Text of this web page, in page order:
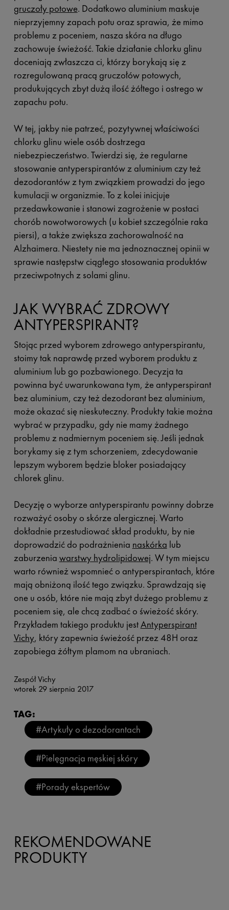
gruczoły potowe. Dodatkowo aluminium maskuje
nieprzyjemny zapach potu oraz sprawia, że mimo
problemu z poceniem, nasza skóra na długo
zachowuje świeżość. Takie działanie chlorku glinu
doceniają zwłaszcza ci, którzy borykają się z
rozregulowaną pracą gruczołów potowych,
produkujących zbyt dużą ilość żółtego i ostrego w
zapachu potu.
W tej, jakby nie patrzeć, pozytywnej właściwości
chlorku glinu wiele osób dostrzega
niebezpieczeństwo. Twierdzi się, że regularne
stosowanie antyperspirantów z aluminium czy też
dezodorantów z tym związkiem prowadzi do jego
kumulacji w organizmie. To z kolei inicjuje
przedawkowanie i stanowi zagrożenie w postaci
chorób nowotworowych (u kobiet szczególnie raka
piersi), a także zwiększa zachorowalność na
Alzhaimera. Niestety nie ma jednoznacznej opinii w
sprawie następstw ciągłego stosowania produktów
przeciwpotnych z solami glinu.
JAK WYBRAĆ ZDROWY
ANTYPERSPIRANT?
Stojąc przed wyborem zdrowego antyperspirantu,
stoimy tak naprawdę przed wyborem produktu z
aluminium lub go pozbawionego. Decyzja ta
powinna być uwarunkowana tym, że antyperspirant
bez aluminium, czy też dezodorant bez aluminium,
może okazać się nieskuteczny. Produkty takie można
wybrać w przypadku, gdy nie mamy żadnego
problemu z nadmiernym poceniem się. Jeśli jednak
borykamy się z tym schorzeniem, zdecydowanie
lepszym wyborem będzie bloker posiadający
chlorek glinu.
Decyzję o wyborze antyperspirantu powinny dobrze
rozważyć osoby o skórze alergicznej. Warto
dokładnie przestudiować skład produktu, by nie
doprowadzić do podrażnienia naskórka lub
zaburzenia warstwy hydrolipidowej. W tym miejscu
warto również wspomnieć o antyperspirantach, które
mają obniżoną ilość tego związku. Sprawdzają się
one u osób, które nie mają zbyt dużego problemu z
poceniem się, ale chcą zadbać o świeżość skóry.
Przykładem takiego produktu jestAntyperspirant
Vichy, który zapewnia świeżość przez 48H oraz
zapobiega żółtym plamom na ubraniach.
Zespół Vichy
wtorek 29 sierpnia 2017
TAG:
#Artykuły o dezodorantach
#Pielęgnacja męskiej skóry
#Porady ekspertów
REKOMENDOWANE
PRODUKTY